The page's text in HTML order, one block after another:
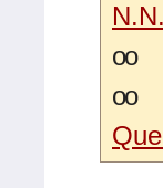
N.N.
oo
oo